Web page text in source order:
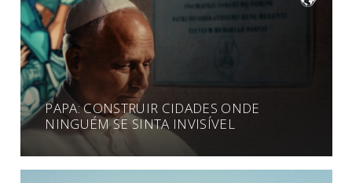
PAPA: CONSTRUIR CIDADES ONDE
NINGUÉM SE SINTA INVISÍVEL